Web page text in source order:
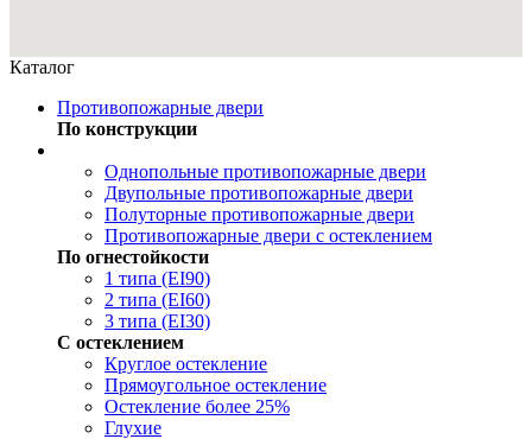
Каталог
Противопожарные двери
По конструкции
Однопольные противопожарные двери
Двупольные противопожарные двери
Полуторные противопожарные двери
Противопожарные двери с остеклением
По огнестойкости
1 типа (EI90)
2 типа (EI60)
3 типа (EI30)
С остеклением
Круглое остекление
Прямоугольное остекление
Остекление более 25%
Глухие